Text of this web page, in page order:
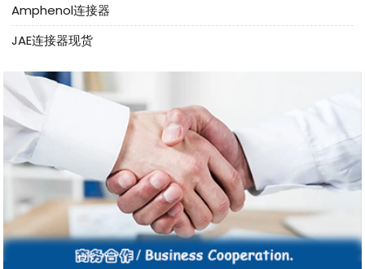
Amphenol连接器
JAE连接器现货